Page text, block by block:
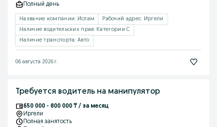
Полный день
Название компании: Ислам
Рабочий адрес: Иргели
Наличие водительских прав: Категории C
Наличие транспорта: Авто
06 августа 2026 г.
Требуется водитель на манипулятор
650 000 - 800 000 ₸ / за месяц
Иргели
Полная занятость